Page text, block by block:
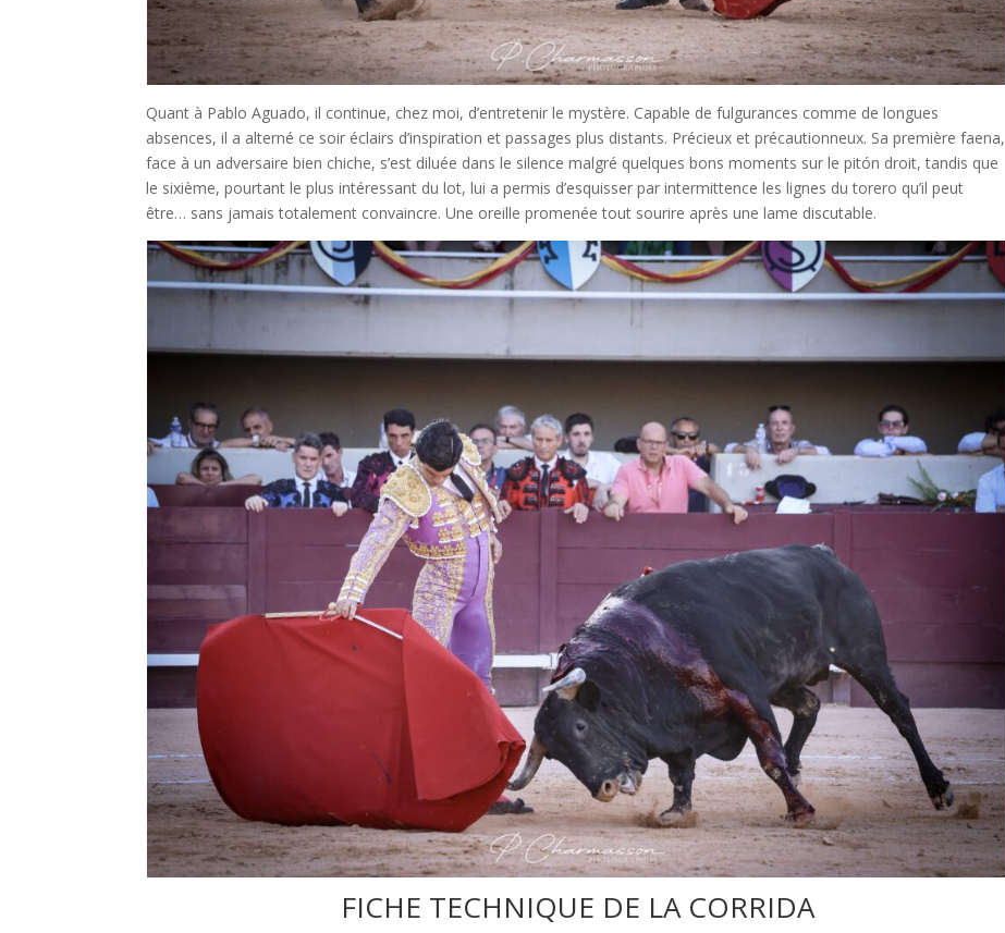
Quant à Pablo Aguado, il continue, chez moi, d’entretenir le mystère. Capable de fulgurances comme de longues
absences, il a alterné ce soir éclairs d’inspiration et passages plus distants. Précieux et précautionneux. Sa première faena,
face à un adversaire bien chiche, s’est diluée dans le silence malgré quelques bons moments sur le pitón droit, tandis que
le sixième, pourtant le plus intéressant du lot, lui a permis d’esquisser par intermittence les lignes du torero qu’il peut
être… sans jamais totalement convaincre. Une oreille promenée tout sourire après une lame discutable.
FICHE TECHNIQUE DE LA CORRIDA